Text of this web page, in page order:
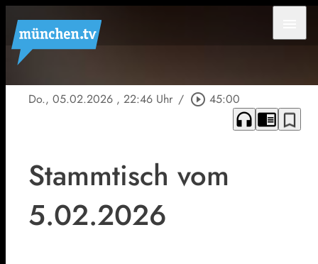
Do., 05.02.2026 , 22:46 Uhr / play_circle_outline 45:00
headphones chrome_reader_mode bookmark_border
Stammtisch vom
5.02.2026